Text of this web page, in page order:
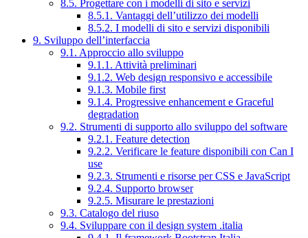
8.5. Progettare con i modelli di sito e servizi
8.5.1. Vantaggi dell’utilizzo dei modelli
8.5.2. I modelli di sito e servizi disponibili
9. Sviluppo dell’interfaccia
9.1. Approccio allo sviluppo
9.1.1. Attività preliminari
9.1.2. Web design responsivo e accessibile
9.1.3. Mobile first
9.1.4. Progressive enhancement e Graceful
degradation
9.2. Strumenti di supporto allo sviluppo del software
9.2.1. Feature detection
9.2.2. Verificare le feature disponibili con Can I
use
9.2.3. Strumenti e risorse per CSS e JavaScript
9.2.4. Supporto browser
9.2.5. Misurare le prestazioni
9.3. Catalogo del riuso
9.4. Sviluppare con il design system .italia